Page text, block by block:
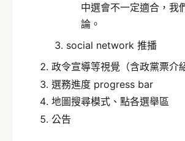
中選會不一定適合，我
論。
social network 推播
政令宣導等視覺（含政黨票介
選務進度 progress bar
地圖搜尋模式、點各選舉區
公告